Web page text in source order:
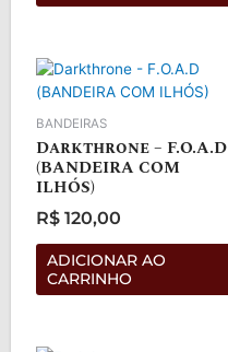
BANDEIRAS
Darkthrone – F.O.A.D
(BANDEIRA COM
ILHÓS)
Avaliação
0
R$ 120,00
ADICIONAR AO
CARRINHO